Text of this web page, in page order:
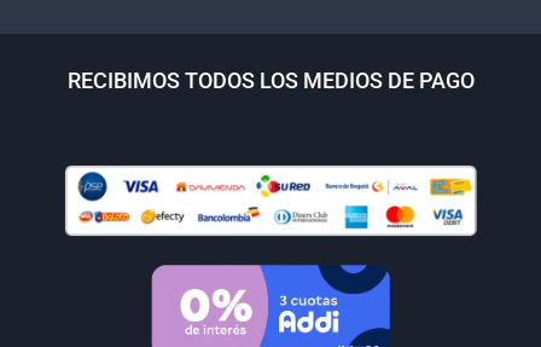
RECIBIMOS TODOS LOS MEDIOS DE PAGO